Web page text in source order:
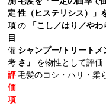
定
項
目
性（ヒステリシス）」
の
「こし／はり／やわ
備
考
シャンプー/トリートメ
さ」
を物性として評価
評
価
項
毛髪のコシ・ハリ・柔